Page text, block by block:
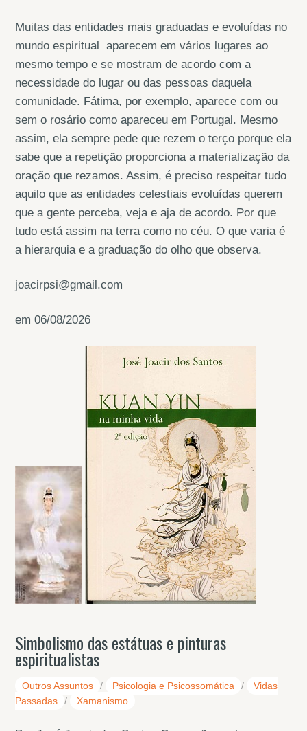
Muitas das entidades mais graduadas e evoluídas no
mundo espiritual aparecem em vários lugares ao
mesmo tempo e se mostram de acordo com a
necessidade do lugar ou das pessoas daquela
comunidade. Fátima, por exemplo, aparece com ou
sem o rosário como apareceu em Portugal. Mesmo
assim, ela sempre pede que rezem o terço porque ela
sabe que a repetição proporciona a materialização da
oração que rezamos. Assim, é preciso respeitar tudo
aquilo que as entidades celestiais evoluídas querem
que a gente perceba, veja e aja de acordo. Por que
tudo está assim na terra como no céu. O que varia é
a hierarquia e a graduação do olho que observa.
joacirpsi@gmail.com
em 06/08/2026
Simbolismo das estátuas e pinturas
espiritualistas
Outros Assuntos / Psicologia e Psicossomática /
Vidas
Passadas
/ Xamanismo